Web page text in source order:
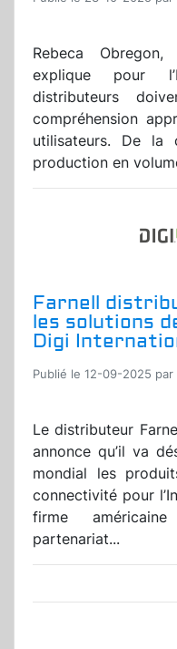
Rebeca
explique pour
distributeurs
compréhension
utilisateurs. De la
production en
Farnell
les solutions
Digi
Publié le 12-09-2025
Le distributeur
annonce qu’il va
mondial les
connectivité pour
firme
partenariat...